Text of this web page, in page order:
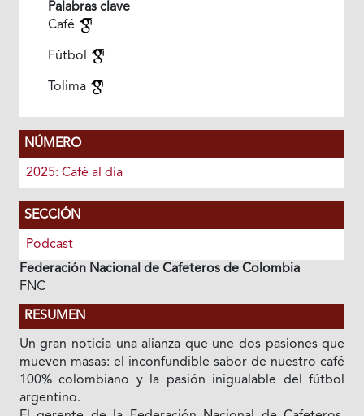
Palabras clave
Café
Fútbol
Tolima
NÚMERO
2025: Café al día
SECCIÓN
Podcast
Federación Nacional de Cafeteros de Colombia
FNC
RESUMEN
Un gran noticia una alianza que une dos pasiones que
mueven masas: el inconfundible sabor de nuestro café
100% colombiano y la pasión inigualable del fútbol
argentino.